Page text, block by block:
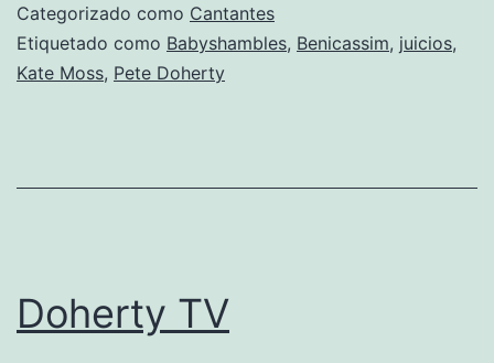
Categorizado como Cantantes
Etiquetado como Babyshambles, Benicassim, juicios,
Kate Moss, Pete Doherty
Doherty TV